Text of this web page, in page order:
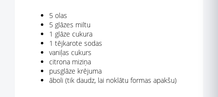
5 olas
5 glāzes miltu
1 glāze cukura
1 tējkarote sodas
vaniļas cukurs
citrona miziņa
pusglāze krējuma
āboli (tik daudz, lai noklātu formas apakšu)